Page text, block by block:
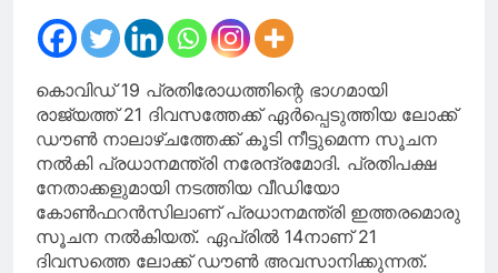
കൊവിഡ് 19 പ്രതിരോധത്തിന്റെ ഭാഗമായി
രാജ്യത്ത് 21 ദിവസത്തേക്ക് ഏർപ്പെടുത്തിയ ലോക്ക്
ഡൗൺ നാലാഴ്ചത്തേക്ക് കൂടി നീട്ടുമെന്ന സൂചന
നൽകി പ്രധാനമന്ത്രി നരേന്ദ്രമോദി. പ്രതിപക്ഷ
നേതാക്കളുമായി നടത്തിയ വീഡിയോ
കോൺഫറൻസിലാണ് പ്രധാനമന്ത്രി ഇത്തരമൊരു
സൂചന നൽകിയത്. ഏപ്രിൽ 14നാണ് 21
ദിവസത്തെ ലോക്ക് ഡൗൺ അവസാനിക്കുന്നത്.